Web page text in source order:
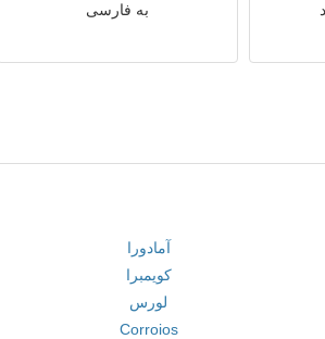
به فارسی
آمادورا
کویمبرا
لورس
Corroios